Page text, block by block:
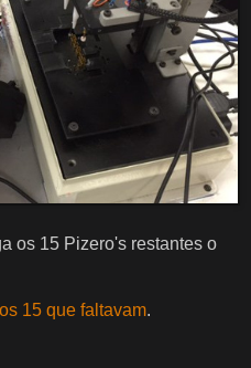
os 15 Pizero's restantes o
15 que faltavam.